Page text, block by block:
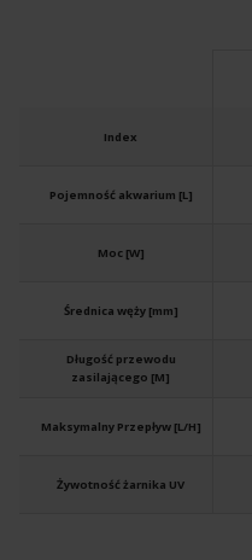
Index
Pojemność akwarium [L]
Moc [W]
Średnica węży [mm]
Długość przewodu
zasilającego [M]
Maksymalny Przepływ [L/H]
Żywotność żarnika UV